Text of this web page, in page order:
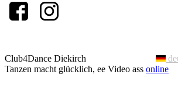
Club4Dance Diekirch
Tanzen macht glücklich, ee Video ass online